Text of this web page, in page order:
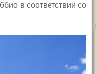
в соответствии со